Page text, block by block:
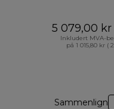
5 079,00 kr
Inkludert MVA-
på 1 015,80 kr (
Sammenlign